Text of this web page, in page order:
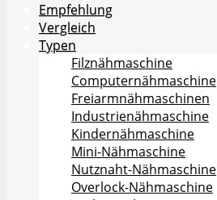
Empfehlung
Vergleich
Typen
Filznähmaschine
Computernähmaschine
Freiarmnähmaschinen
Industrienähmaschine
Kindernähmaschine
Mini-Nähmaschine
Nutznaht-Nähmaschine
Overlock-Nähmaschine